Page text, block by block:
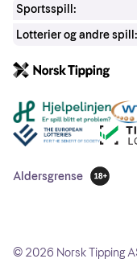
Sportsspill:
Lotterier og andre spill:
Andre lenker
Aldersgrense
18 år
© 2026 Norsk Tipping